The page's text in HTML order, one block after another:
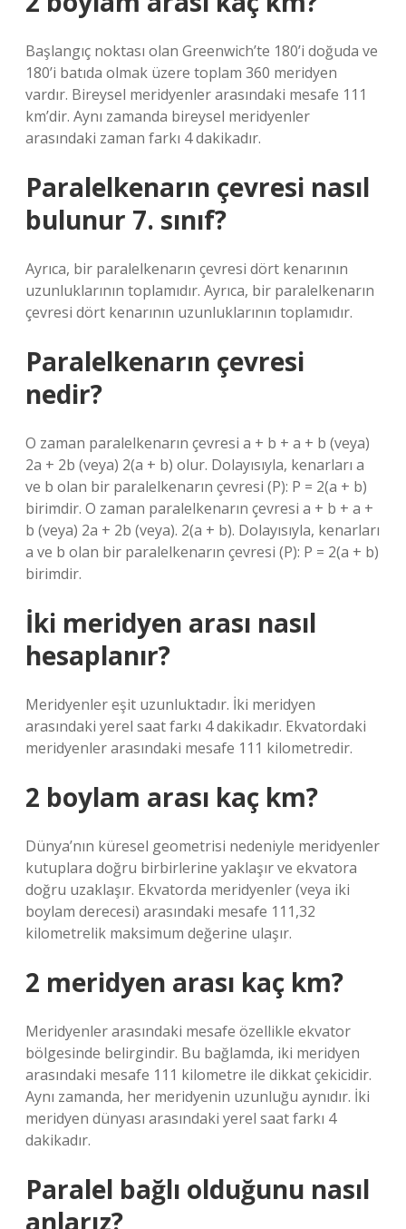
Başlangıç ​​noktası olan Greenwich’te 180’i doğuda ve
180’i batıda olmak üzere toplam 360 meridyen
vardır. Bireysel meridyenler arasındaki mesafe 111
km’dir. Aynı zamanda bireysel meridyenler
arasındaki zaman farkı 4 dakikadır.
Paralelkenarın çevresi nasıl
bulunur 7. sınıf?
Ayrıca, bir paralelkenarın çevresi dört kenarının
uzunluklarının toplamıdır. Ayrıca, bir paralelkenarın
çevresi dört kenarının uzunluklarının toplamıdır.
Paralelkenarın çevresi
nedir?
O zaman paralelkenarın çevresi a + b + a + b (veya)
2a + 2b (veya) 2(a + b) olur. Dolayısıyla, kenarları a
ve b olan bir paralelkenarın çevresi (P): P = 2(a + b)
birimdir. O zaman paralelkenarın çevresi a + b + a +
b (veya) 2a + 2b (veya). 2(a + b). Dolayısıyla, kenarları
a ve b olan bir paralelkenarın çevresi (P): P = 2(a + b)
birimdir.
İki meridyen arası nasıl
hesaplanır?
Meridyenler eşit uzunluktadır. İki meridyen
arasındaki yerel saat farkı 4 dakikadır. Ekvatordaki
meridyenler arasındaki mesafe 111 kilometredir.
2 boylam arası kaç km?
Dünya’nın küresel geometrisi nedeniyle meridyenler
kutuplara doğru birbirlerine yaklaşır ve ekvatora
doğru uzaklaşır. Ekvatorda meridyenler (veya iki
boylam derecesi) arasındaki mesafe 111,32
kilometrelik maksimum değerine ulaşır.
2 meridyen arası kaç km?
Meridyenler arasındaki mesafe özellikle ekvator
bölgesinde belirgindir. Bu bağlamda, iki meridyen
arasındaki mesafe 111 kilometre ile dikkat çekicidir.
Aynı zamanda, her meridyenin uzunluğu aynıdır. İki
meridyen dünyası arasındaki yerel saat farkı 4
dakikadır.
Paralel bağlı olduğunu nasıl
anlarız?